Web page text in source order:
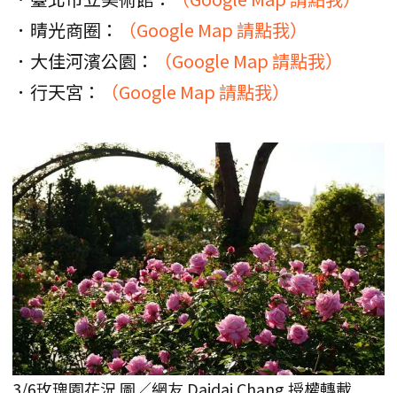
．晴光商圈：
（Google Map 請點我）
．大佳河濱公園：
（Google Map 請點我）
．行天宮：
（Google Map 請點我）